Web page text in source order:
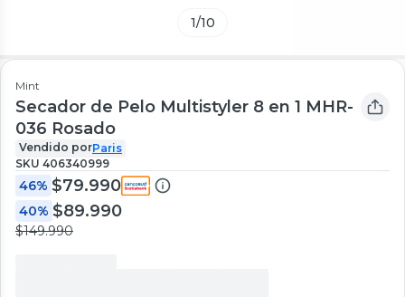
1/10
Mint
Secador de Pelo Multistyler 8 en 1 MHR-
036 Rosado
Vendido porParis
SKU 406340999
46% $79.990
40% $89.990
$149.990